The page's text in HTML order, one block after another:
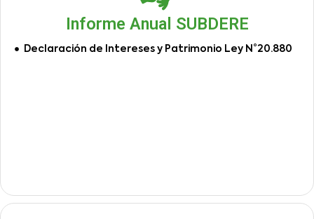
Informe Anual SUBDERE
Declaración de Intereses y Patrimonio Ley N°20.880